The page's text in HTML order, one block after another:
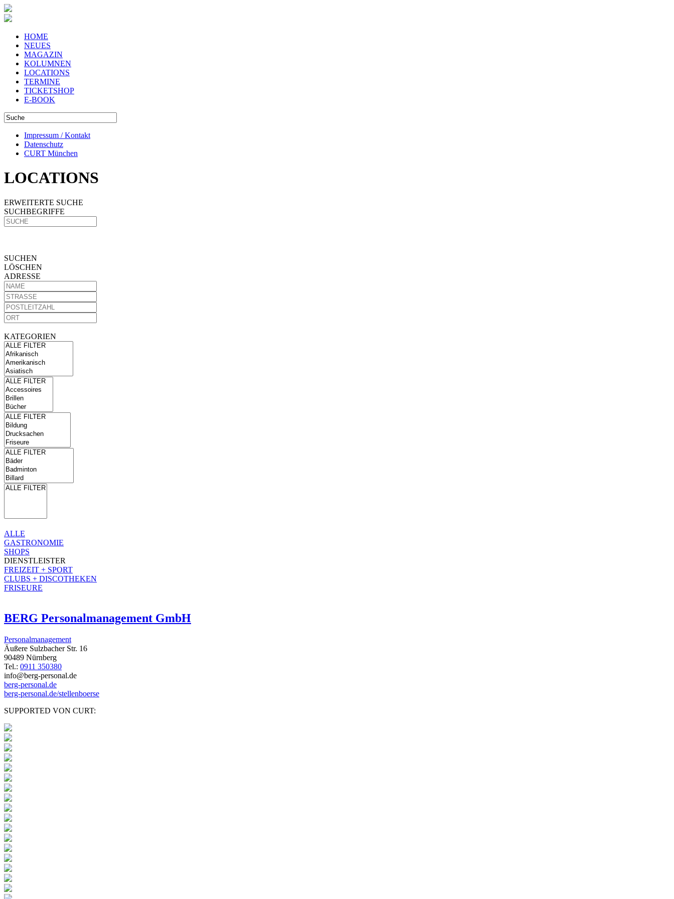
HOME
NEUES
MAGAZIN
KOLUMNEN
LOCATIONS
TERMINE
TICKETSHOP
E-BOOK
Impressum / Kontakt
Datenschutz
CURT München
LOCATIONS
ERWEITERTE SUCHE
SUCHBEGRIFFE
SUCHEN
LÖSCHEN
ADRESSE
KATEGORIEN
ALLE
GASTRONOMIE
SHOPS
DIENSTLEISTER
FREIZEIT + SPORT
CLUBS + DISCOTHEKEN
FRISEURE
BERG Personalmanagement GmbH
Personalmanagement
Äußere Sulzbacher Str. 16
90489 Nürnberg
Tel.: 0911 350380
info@berg-personal.de
berg-personal.de
berg-personal.de/stellenboerse
SUPPORTED VON CURT: